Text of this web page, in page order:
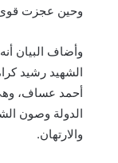
وحين عجزت قوى
وأضاف البيان
الشهيد رشيد
أحمد عساف،
الدولة وصون
والارتهان.